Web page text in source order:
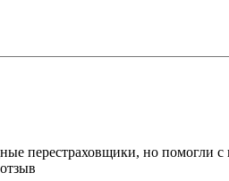
перестраховщики, но помогли с